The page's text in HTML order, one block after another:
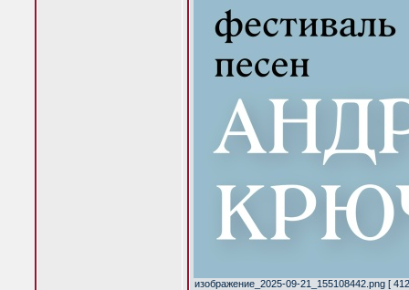
изображение_2025-09-21_155108442.png [